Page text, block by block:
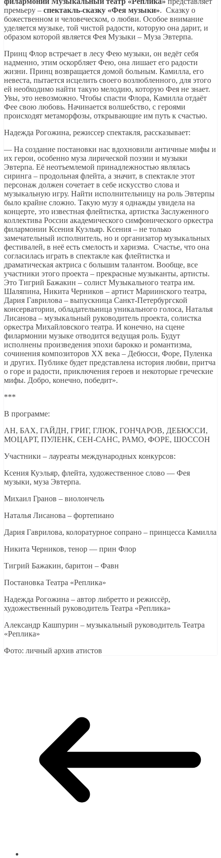
премьеру – спектакль-сказку «Фея музыки». Сказку о
божественном и человеческом, о любви. Особое внимание
уделяется музыке, той чистой радости, которую она дарит, и
образом которой является Фея Музыки – Муза Эвтерпа.
Принц Флор встречает в лесу Фею музыки, он ведёт себя
надменно, этим оскорбляет Фею, она лишает его радости
жизни. Принц возвращается домой больным. Камилла, его
невеста, пытается исцелить своего возлюбленного, для этого
ей необходимо найти такую мелодию, которую Фея не знает.
Увы, это невозможно. Чтобы спасти Флора, Камилла отдаёт
Фее свою любовь. Начинается волшебство, с героями
происходят метаморфозы, открывающие им путь к счастью.
Надежда Рогожина, режиссер спектакля, рассказывает:
— На создание постановки нас вдохновили античные мифы и
их герои, особенно муза лирической поэзии и музыки
Эвтерпа. Её неотъемлемой принадлежностью являлась
сиринга – продольная флейта, а значит, в спектакле этот
персонаж должен сочетает в себе искусство слова и
музыкальную игру. Найти исполнительницу на роль Эвтерпы
было крайне сложно. Такую музу я однажды увидела на
концерте, это известная флейтистка, артистка Заслуженного
коллектива России академического симфонического оркестра
филармонии Ксения Куэльяр. Ксения – не только
замечательный исполнитель, но и организатор музыкальных
фестивалей, в неё есть смелость и харизма. Счастье, что она
согласилась играть в спектакле как флейтистка и
драматическая актриса с большим талантом. Вообще, все
участники этого проекта – прекрасные музыканты, артисты.
Это Тигрий Бажакин – солист Музыкального театра им.
Шаляпина, Никита Черников – артист Мариинского театра,
Дария Гаврилова – выпускница Санкт-Петербургской
консерватории, обладательница уникального голоса, Наталья
Лисанова – музыкальный руководитель проекта, солистка
оркестра Михайловского театра. И конечно, на сцене
филармонии музыке отводится ведущая роль. Будут
исполнены произведения эпохи барокко и романтизма,
сочинения композиторов ХХ века – Дебюсси, Форе, Пуленка
и других. Публике будет представлена история любви, притча
о горе и радости, приключения героев и некоторые греческие
мифы. Добро, конечно, победит».
***
В программе:
АН, БАХ, ГАЙДН, ГРИГ, ГЛЮК, ГОНЧАРОВ, ДЕБЮССИ,
МОЦАРТ, ПУЛЕНК, СЕН-САНС, РАМО, ФОРЕ, ШОССОН
Участники – лауреаты международных конкурсов:
Ксения Куэльяр, флейта, художественное слово — Фея
музыки, муза Эвтерпа.
Михаил Гранов – виолончель
Наталья Лисанова – фортепиано
Дария Гаврилова, колоратурное сопрано – принцесса Камилла
Никита Черников, тенор — прин Флор
Тигрий Бажакин, баритон – Фавн
Постановка Театра «Реплика»
Надежда Рогожина – автор либретто и режиссёр,
художественный руководитель Театра «Реплика»
Александр Кашпурин – музыкальный руководитель Театра
«Реплика»
Фото: личный архив атистов